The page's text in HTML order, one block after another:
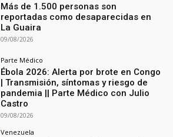
Más de 1.500 personas son
reportadas como desaparecidas en
La Guaira
09/08/2026
Parte Médico
Ébola 2026: Alerta por brote en Congo
| Transmisión, síntomas y riesgo de
pandemia || Parte Médico con Julio
Castro
09/08/2026
Venezuela